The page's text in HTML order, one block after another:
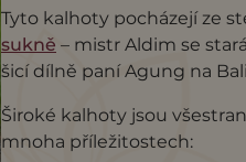
Tyto kalhoty pocházejí ze
sukně – mistr Aldim se
šicí dílně paní Agung na
Široké kalhoty jsou
mnoha příležitostech: